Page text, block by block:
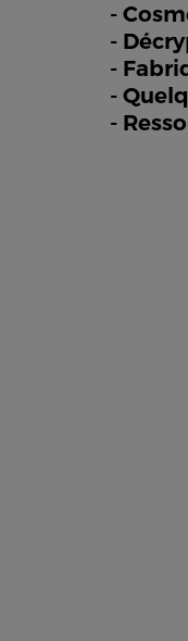
-
-
-
-
-